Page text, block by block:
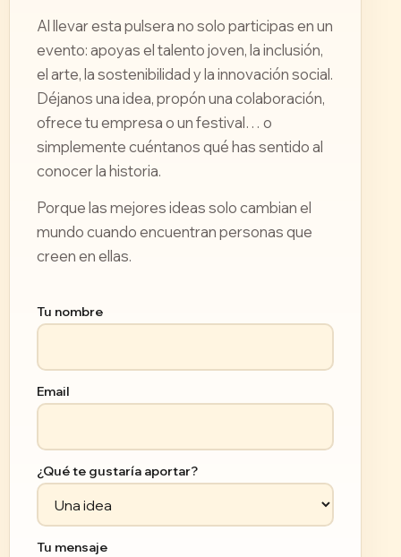
Al llevar esta pulsera no solo participas en un
evento: apoyas el talento joven, la inclusión,
el arte, la sostenibilidad y la innovación social.
Déjanos una idea, propón una colaboración,
ofrece tu empresa o un festival… o
simplemente cuéntanos qué has sentido al
conocer la historia.
Porque las mejores ideas solo cambian el
mundo cuando encuentran personas que
creen en ellas.
Tu nombre
Email
¿Qué te gustaría aportar?
Tu mensaje